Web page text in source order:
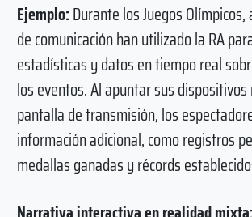
Ejemplo:Durante los Juegos
de comunicación han utilizado la RA
estadísticas y datos en tiempo real
los eventos. Al apuntar sus
pantalla de transmisión, los
información adicional, como registros
medallas ganadas y récords